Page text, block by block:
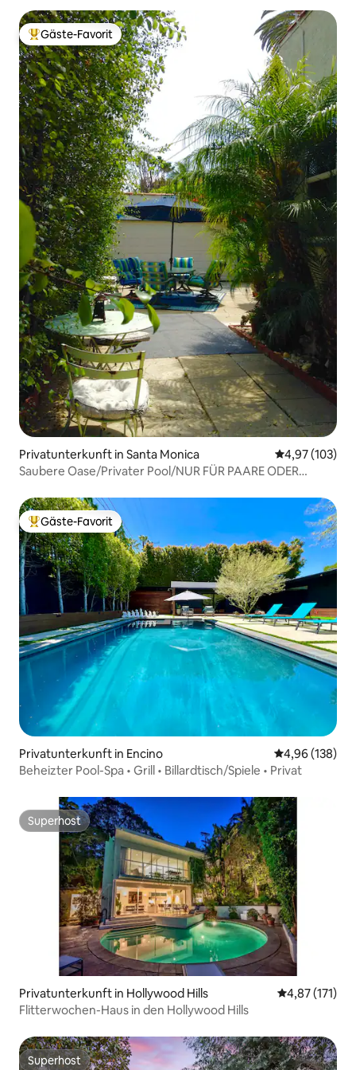
Beliebter Gäste-Favorit.
Gäste-Favorit
Privatunterkunft in Santa Monica
4,97 (103)
Saubere Oase/Privater Pool/NUR FÜR PAARE ODER
Beliebter Gäste-Favorit.
Gäste-Favorit
Privatunterkunft in Encino
4,96 (138)
Beheizter Pool-Spa • Grill • Billardtisch/Spiele • Privat
Superhost
Superhost
Privatunterkunft in Hollywood Hills
4,87 (171)
Flitterwochen-Haus in den Hollywood Hills
Superhost
Superhost